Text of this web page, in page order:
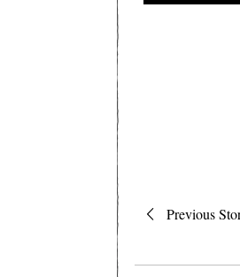
Post
Previous